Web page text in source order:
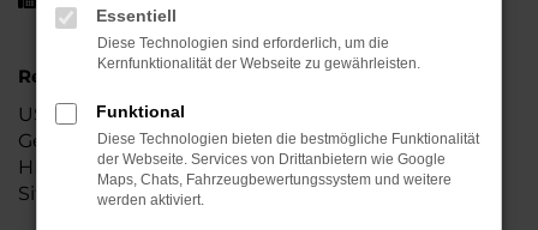
Rechtliches:
USt.-IdNr.: DE176902409
Geschäftsführer: Christiane Maidl
HRB 1680
Sitz der Gesellschaft: Stephansposching
Essentiell
Diese Technologien sind erforderlich, um die
Kernfunktionalität der Webseite zu gewährleisten.
Funktional
Diese Technologien bieten die bestmögliche Funktionalität
der Webseite. Services von Drittanbietern wie Google
Maps, Chats, Fahrzeugbewertungssystem und weitere
werden aktiviert.